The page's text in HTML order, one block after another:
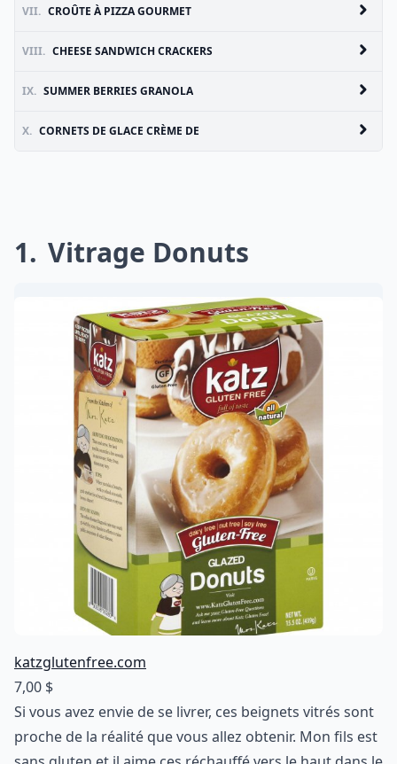
VII. CROÛTE À PIZZA GOURMET
VIII. CHEESE SANDWICH CRACKERS
IX. SUMMER BERRIES GRANOLA
X. CORNETS DE GLACE CRÈME DE
1 Vitrage Donuts
katzglutenfree.com
7,00 $
Si vous avez envie de se livrer, ces beignets vitrés sont
proche de la réalité que vous allez obtenir. Mon fils est